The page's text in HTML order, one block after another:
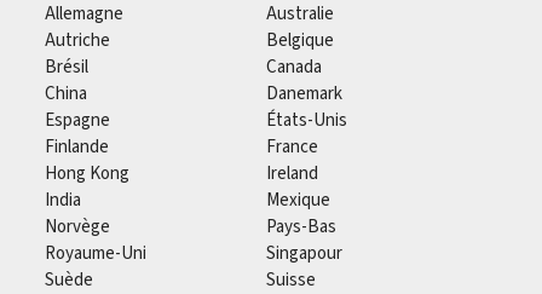
Allemagne
Australie
Autriche
Belgique
Brésil
Canada
China
Danemark
Espagne
États-Unis
Finlande
France
Hong Kong
Ireland
India
Mexique
Norvège
Pays-Bas
Royaume-Uni
Singapour
Suède
Suisse